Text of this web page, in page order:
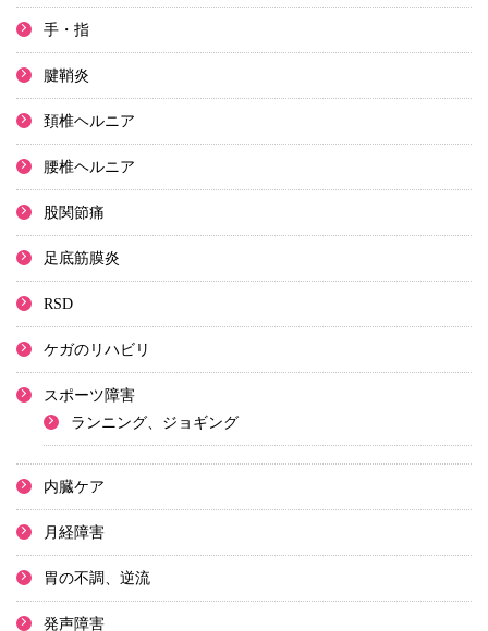
手・指
腱鞘炎
頚椎ヘルニア
腰椎ヘルニア
股関節痛
足底筋膜炎
RSD
ケガのリハビリ
スポーツ障害
ランニング、ジョギング
内臓ケア
月経障害
胃の不調、逆流
発声障害